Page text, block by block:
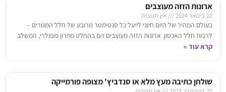
ארונות הזזה מעוצבים
22 בינואר 2024 אין תגובות
בעולם המהיר של היום חיוני לייעל כל סנטימטר מרובע של חלל המגורים –
לרבות חלל האכסון. ארונות הזזה מעוצבים הם בהחלט פתרון פופולרי, המשלב
בצורה
קרא עוד »
שולחן כתיבה מעץ מלא או סנדביץ' מצופה פורמייקה